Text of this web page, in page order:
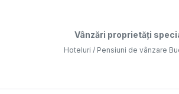
Vânzări proprietăți
Hoteluri / Pensiuni de vânzare